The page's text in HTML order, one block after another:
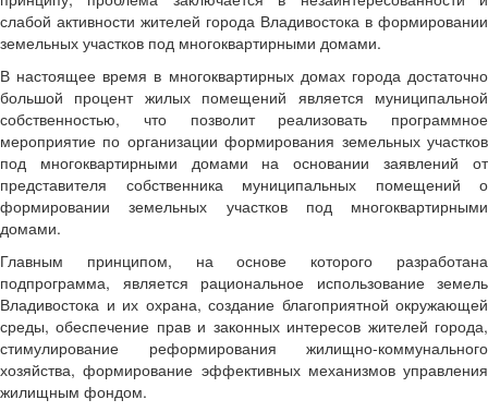
слабой активности жителей города Владивостока в формировании
земельных участков под многоквартирными домами.
В настоящее время в многоквартирных домах города достаточно
большой процент жилых помещений является муниципальной
собственностью, что позволит реализовать программное
мероприятие по организации формирования земельных участков
под многоквартирными домами на основании заявлений от
представителя собственника муниципальных помещений о
формировании земельных участков под многоквартирными
домами.
Главным принципом, на основе которого разработана
подпрограмма, является рациональное использование земель
Владивостока и их охрана, создание благоприятной окружающей
среды, обеспечение прав и законных интересов жителей города,
стимулирование реформирования жилищно-коммунального
хозяйства, формирование эффективных механизмов управления
жилищным фондом.